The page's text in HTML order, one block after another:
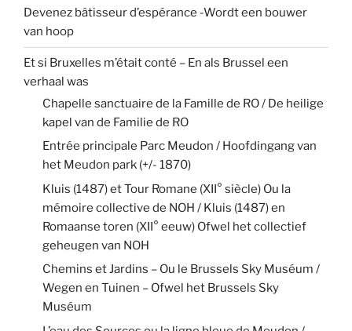
Devenez bâtisseur d’espérance -Wordt een bouwer
van hoop
Et si Bruxelles m’était conté – En als Brussel een
verhaal was
Chapelle sanctuaire de la Famille de RO / De heilige
kapel van de Familie de RO
Entrée principale Parc Meudon / Hoofdingang van
het Meudon park (+/- 1870)
Kluis (1487) et Tour Romane (XII° siècle) Ou la
mémoire collective de NOH / Kluis (1487) en
Romaanse toren (XII° eeuw) Ofwel het collectief
geheugen van NOH
Chemins et Jardins – Ou le Brussels Sky Muséum /
Wegen en Tuinen – Ofwel het Brussels Sky
Muséum